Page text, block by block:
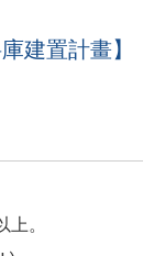
建置計畫】
。